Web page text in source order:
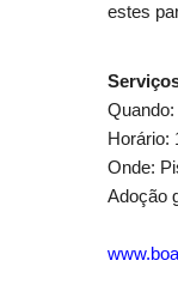
estes
Horário:
Onde:
Adoção